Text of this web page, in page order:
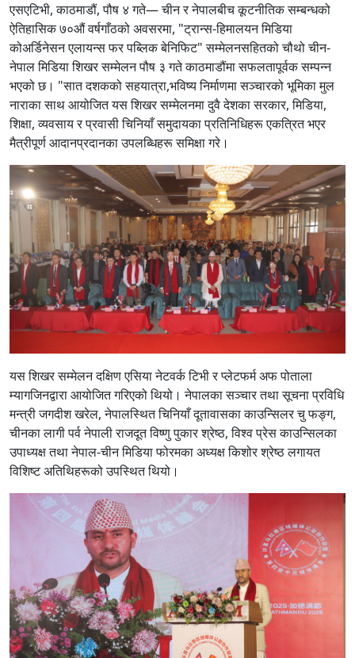
एसएटिभी, काठमाडौं, पौष ४ गते— चीन र नेपालबीच कूटनीतिक सम्बन्धको
ऐतिहासिक ७०औं वर्षगाँठको अवसरमा, "ट्रान्स-हिमालयन मिडिया
कोअर्डिनेसन एलायन्स फर पब्लिक बेनिफिट" सम्मेलनसहितको चौथो चीन-
नेपाल मिडिया शिखर सम्मेलन पौष ३ गते काठमाडौंमा सफलतापूर्वक सम्पन्न
भएको छ। "सात दशकको सहयात्रा,भविष्य निर्माणमा सञ्चारको भूमिका मुल
नाराका साथ आयोजित यस शिखर सम्मेलनमा दुवै देशका सरकार, मिडिया,
शिक्षा, व्यवसाय र प्रवासी चिनियाँ समुदायका प्रतिनिधिहरू एकत्रित भएर
मैत्रीपूर्ण आदानप्रदानका उपलब्धिहरू समिक्षा गरे।
यस शिखर सम्मेलन दक्षिण एसिया नेटवर्क टिभी र प्लेटफर्म अफ पोताला
म्यागजिनद्वारा आयोजित गरिएको थियो। नेपालका सञ्चार तथा सूचना प्रविधि
मन्त्री जगदीश खरेल, नेपालस्थित चिनियाँ दूतावासका काउन्सिलर चु फङ्ग,
चीनका लागी पर्व नेपाली राजदूत विष्णु पुकार श्रेष्ठ, विश्व प्रेस काउन्सिलका
उपाध्यक्ष तथा नेपाल-चीन मिडिया फोरमका अध्यक्ष किशोर श्रेष्ठ लगायत
विशिष्ट अतिथिहरूको उपस्थित थियो।